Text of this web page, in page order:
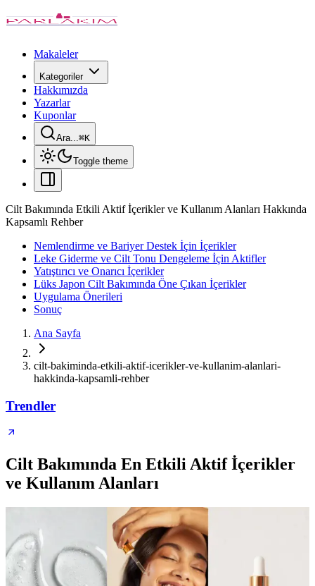
Makaleler
Kategoriler
Hakkımızda
Yazarlar
Kuponlar
Ara...⌘K
Toggle theme
Cilt Bakımında Etkili Aktif İçerikler ve Kullanım Alanları Hakkında
Kapsamlı Rehber
Nemlendirme ve Bariyer Destek İçin İçerikler
Leke Giderme ve Cilt Tonu Dengeleme İçin Aktifler
Yatıştırıcı ve Onarıcı İçerikler
Lüks Japon Cilt Bakımında Öne Çıkan İçerikler
Uygulama Önerileri
Sonuç
Ana Sayfa
cilt-bakiminda-etkili-aktif-icerikler-ve-kullanim-alanlari-
hakkinda-kapsamli-rehber
Trendler
Cilt Bakımında En Etkili Aktif İçerikler
ve Kullanım Alanları